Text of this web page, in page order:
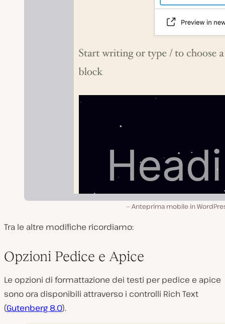
Anteprima mobile in
Tra le altre modifiche ricordiamo:
Opzioni Pedice e Apice
Le opzioni di formattazione dei testi per pedice e apice
sono ora disponibili attraverso i controlli Rich Text
(Gutenberg 8.0).